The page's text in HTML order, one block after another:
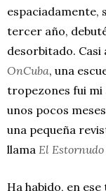
espaciadamente,
tercer año,
desorbitado.
OnCuba, una
tropezones fui mi
unos pocos
una pequeña
llama El Estornudo
Ha habido, en